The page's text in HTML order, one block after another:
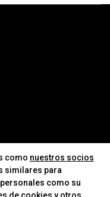
como nuestros socios
similares para
como su